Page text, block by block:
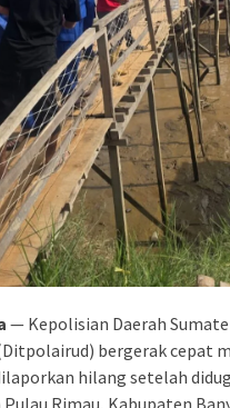
— Kepolisian Daerah
bergerak cepat
hilang setelah
Rimau, Kabupaten